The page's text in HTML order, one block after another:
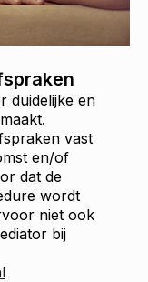
duidelijke en
vast
en/of
dat de
wordt
niet ook
bij